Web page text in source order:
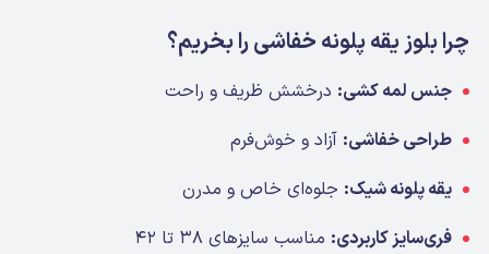
چرا بلوز یقه پلونه خفاشی را بخریم؟
جنس لمه کشی: درخشش ظریف و راحت
طراحی خفاشی: آزاد و خوش‌فرم
یقه پلونه شیک: جلوه‌ای خاص و مدرن
فری‌سایز کاربردی: مناسب سایزهای ۳۸ تا ۴۲